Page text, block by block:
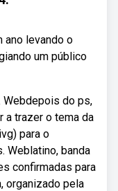
ano levando o
um público
Webdepois do ps,
a trazer o tema da
para o
Weblatino, banda
confirmadas para
organizado pela